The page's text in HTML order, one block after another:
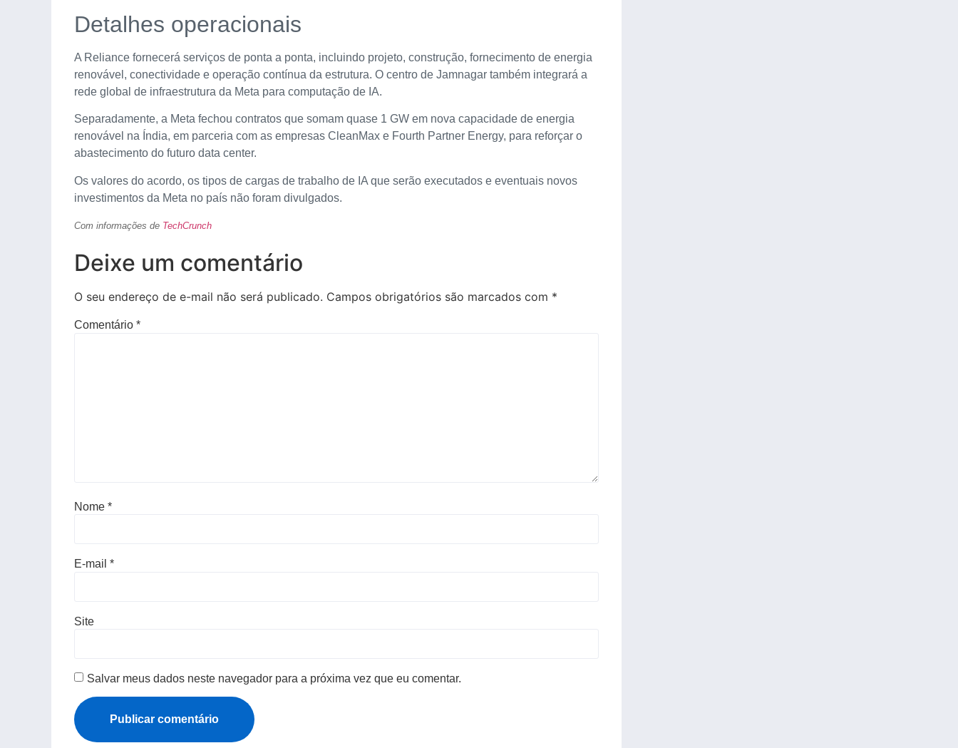
Detalhes operacionais
A Reliance fornecerá serviços de ponta a ponta, incluindo projeto, construção, fornecimento de energia
renovável, conectividade e operação contínua da estrutura. O centro de Jamnagar também integrará a
rede global de infraestrutura da Meta para computação de IA.
Separadamente, a Meta fechou contratos que somam quase 1 GW em nova capacidade de energia
renovável na Índia, em parceria com as empresas CleanMax e Fourth Partner Energy, para reforçar o
abastecimento do futuro data center.
Os valores do acordo, os tipos de cargas de trabalho de IA que serão executados e eventuais novos
investimentos da Meta no país não foram divulgados.
Com informações de TechCrunch
Deixe um comentário
O seu endereço de e-mail não será publicado. Campos obrigatórios são marcados com *
Comentário *
Nome *
E-mail *
Site
Salvar meus dados neste navegador para a próxima vez que eu comentar.